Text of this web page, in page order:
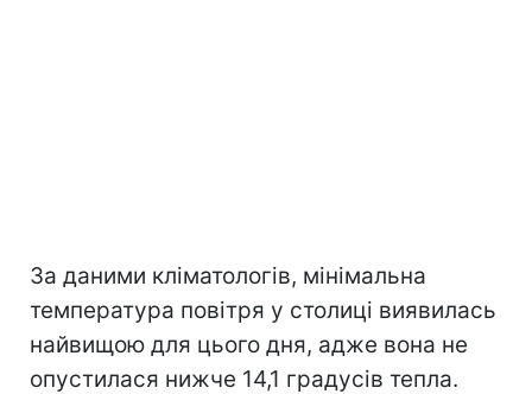
За даними кліматологів, мінімальна
температура повітря у столиці виявилась
найвищою для цього дня, адже вона не
опустилася нижче 14,1 градусів тепла.